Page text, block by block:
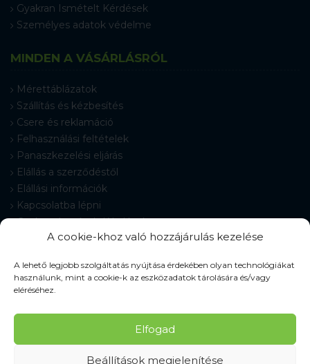
A cookie-khoz való hozzájárulás kezelése
A lehető legjobb szolgáltatás nyújtása érdekében olyan technológiákat
használunk, mint a cookie-k az eszközadatok tárolására és/vagy
eléréséhez.
Elfogad
Beállítások megjelenítése
Gyakran Ismételt Kérdések
Személyes adatok védelme
MINDEN A VÁSÁRLÁSRÓL
Mérettáblázatok
Szállítás és kézbesítés
Csere és reklamáció
Felhasználási feltételek
Panaszkezelési eljárás
Elállás a szerződéstől
Elállási információk
Kapcsolatba lépni
Gyakran Ismételt Kérdések
Cookie-beállítások